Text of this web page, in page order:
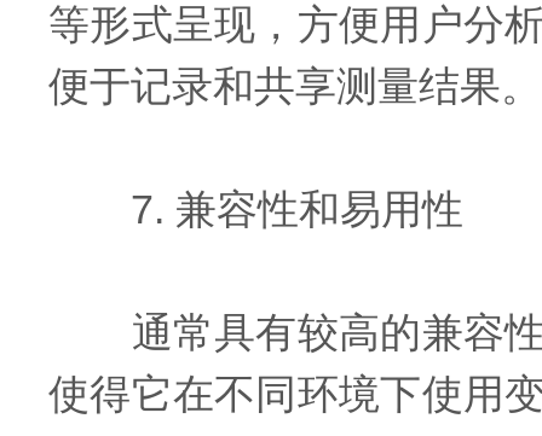
等形式呈现，方便用户分
便于记录和共享测量结果。
7. 兼容性和易用性
通常具有较高的兼容性
使得它在不同环境下使用